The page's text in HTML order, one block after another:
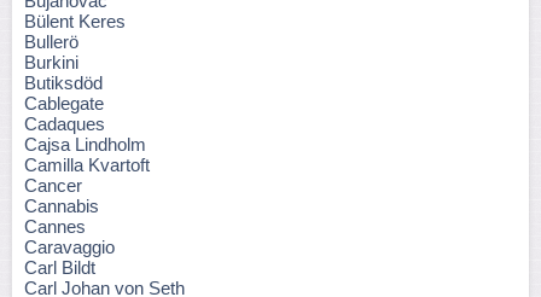
Bülent Keres
Bullerö
Burkini
Butiksdöd
Cablegate
Cadaques
Cajsa Lindholm
Camilla Kvartoft
Cancer
Cannabis
Cannes
Caravaggio
Carl Bildt
Carl Johan von Seth